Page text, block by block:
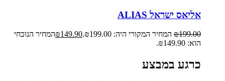
אליאס ישראל ALIAS
₪199.00 המחיר המקורי היה: ₪199.00. ₪149.90
המחיר הנוכחי
הוא: ₪149.90.
כרגע במבצע